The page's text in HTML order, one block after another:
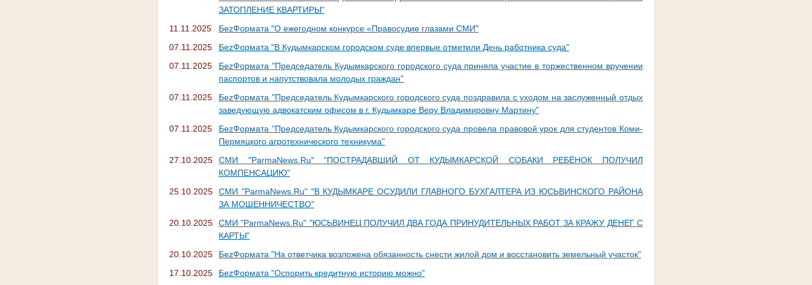
ЗАТОПЛЕНИЕ КВАРТИРЫ"
11.11.2025
БеzФормата "О ежегодном конкурсе «Правосудие глазами СМИ"
07.11.2025
БеzФормата "В Кудымкарском городском суде впервые отметили День работника суда"
07.11.2025
БеzФормата "Председатель Кудымкарского городского суда приняла участие в торжественном вручении
паспортов и напутствовала молодых граждан"
07.11.2025
БеzФормата "Председатель Кудымкарского городского суда поздравила с уходом на заслуженный отдых
заведующую адвокатским офисом в г. Кудымкаре Веру Владимировну Мартину"
07.11.2025
БеzФормата "Председатель Кудымкарского городского суда провела правовой урок для студентов Коми-
Пермяцкого агротехнического техникума"
27.10.2025
СМИ "ParmaNews.Ru" "ПОСТРАДАВШИЙ ОТ КУДЫМКАРСКОЙ СОБАКИ РЕБЁНОК ПОЛУЧИЛ
КОМПЕНСАЦИЮ"
25.10.2025
СМИ "ParmaNews.Ru" "В КУДЫМКАРЕ ОСУДИЛИ ГЛАВНОГО БУХГАЛТЕРА ИЗ ЮСЬВИНСКОГО РАЙОНА
ЗА МОШЕННИЧЕСТВО"
20.10.2025
СМИ "ParmaNews.Ru" "ЮСЬВИНЕЦ ПОЛУЧИЛ ДВА ГОДА ПРИНУДИТЕЛЬНЫХ РАБОТ ЗА КРАЖУ ДЕНЕГ С
КАРТЫ"
20.10.2025
БеzФормата "На ответчика возложена обязанность снести жилой дом и восстановить земельный участок"
17.10.2025
БеzФормата "Оспорить кредитную историю можно"